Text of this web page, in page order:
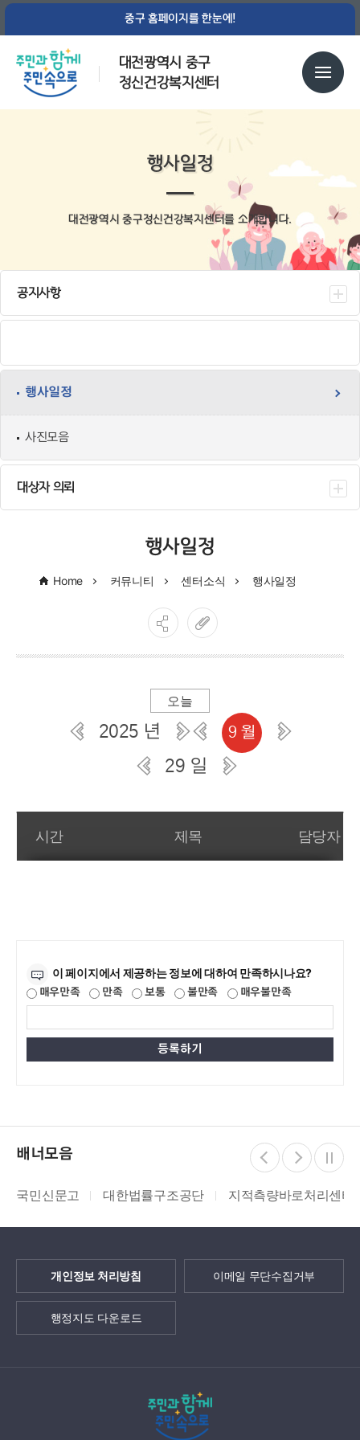
중구 홈페이지를 한눈에!
대전광역시 중구
정신건강복지센터
행사일정
대전광역시 중구정신건강복지센터를 소개합니다.
공지사항
행사일정
사진모음
대상자 의뢰
행사일정
Home 커뮤니티 센터소식 행사일정
오늘
2025 년 9 월
29 일
일간 부서일정관리
시간 제목 담당자
이 페이지에서 제공하는 정보에 대하여 만족하시나요?
매우만족 만족 보통 불만족 매우불만족
배너모음
국민신문고 대한법률구조공단 지적측량바로처리센터
개인정보 처리방침 이메일 무단수집거부
행정지도 다운로드